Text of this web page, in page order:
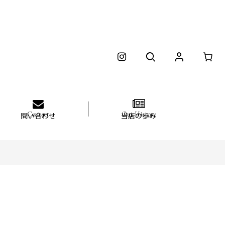
問い合わせ 当店の歩み